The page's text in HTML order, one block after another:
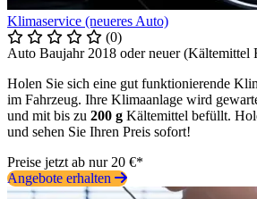
Klimaservice (neueres Auto)
(0)
Auto Baujahr 2018 oder neuer (Kältemittel
Holen Sie sich eine gut funktionierende
im Fahrzeug. Ihre Klimaanlage wird
und mit bis zu 200 g Kältemittel befüllt.
und sehen Sie Ihren Preis sofort!
Preise jetzt ab nur 20 €*
Angebote erhalten